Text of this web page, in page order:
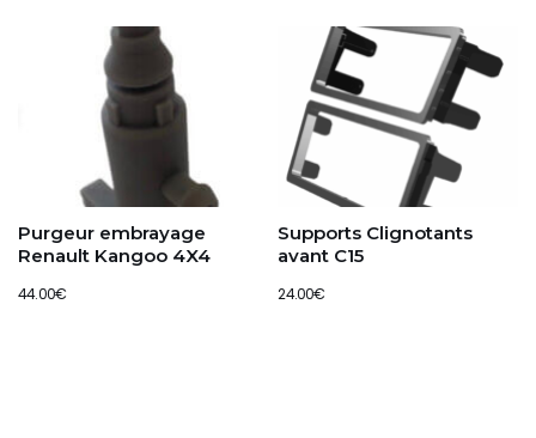
Purgeur embrayage
Renault Kangoo 4X4
44.00€
Supports Clignotants
avant C15
24.00€